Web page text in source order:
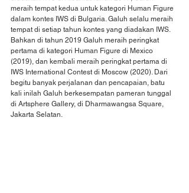
meraih tempat kedua untuk kategori Human Figure
dalam kontes IWS di Bulgaria. Galuh selalu meraih
tempat di setiap tahun kontes yang diadakan IWS.
Bahkan di tahun 2019 Galuh meraih peringkat
pertama di kategori Human Figure di Mexico
(2019), dan kembali meraih peringkat pertama di
IWS International Contest di Moscow (2020). Dari
begitu banyak perjalanan dan pencapaian, batu
kali inilah Galuh berkesempatan pameran tunggal
di Artsphere Gallery, di Dharmawangsa Square,
Jakarta Selatan.